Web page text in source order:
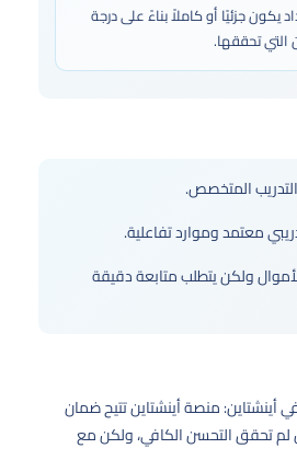
يكون جزئيًا أو كاملاً بناءً على درجة
التي تحققها.
المتخصص.
معتمد وموارد تفاعلية.
ولكن يتطلب متابعة دقيقة
أينشتاين: منصة أينشتاين تتيح ضمان
لم تحقق التحسن الكافي، ولكن مع